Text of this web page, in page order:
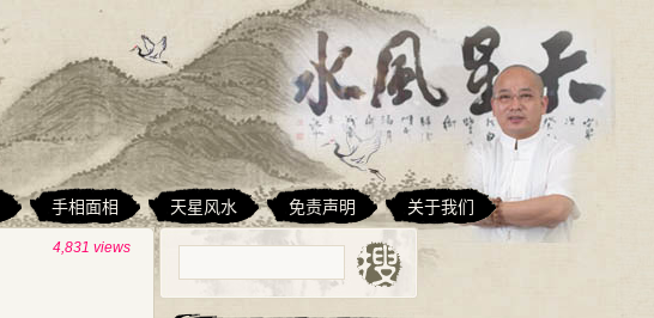
手相面相 天星风水 免责声明 关于我们
4,831 views